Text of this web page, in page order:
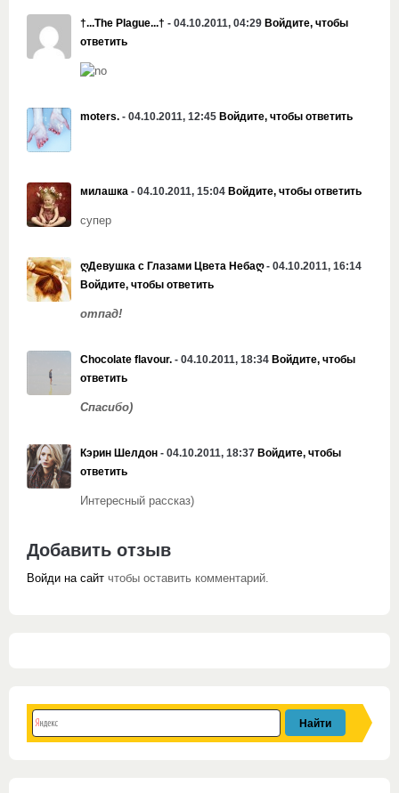
†...The Plague...† - 04.10.2011, 04:29 Войдите, чтобы
ответить
moters. - 04.10.2011, 12:45 Войдите, чтобы ответить
милашка - 04.10.2011, 15:04 Войдите, чтобы ответить
супер
ღДевушка с Глазами Цвета Небаღ- 04.10.2011, 16:14
Войдите, чтобы ответить
отпад!
Chocolate flavour. - 04.10.2011, 18:34 Войдите, чтобы
ответить
Спасибо)
Кэрин Шелдон - 04.10.2011, 18:37 Войдите, чтобы
ответить
Интересный рассказ)
Добавить отзыв
Войди на сайт чтобы оставить комментарий.